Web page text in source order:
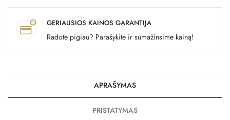
GERIAUSIOS KAINOS GARANTIJA
Radote pigiau? Parašykite ir sumažinsime kainą!
APRAŠYMAS
PRISTATYMAS